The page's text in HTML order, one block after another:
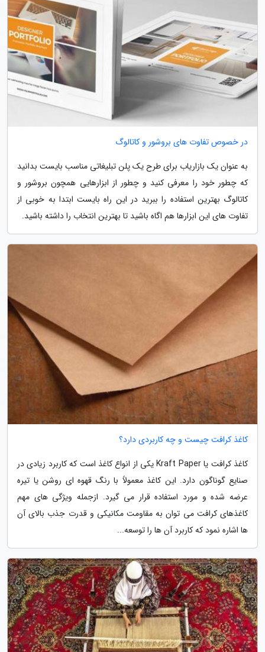
در خصوص تفاوت های بروشور و کاتالوگ
به عنوان یک بازاریاب برای طرح یک پلن تبلیغاتی مناسب بایست بدانید
که چطور خود را معرفی کنید و چطور از ابزارهایی همچون بروشور و
کاتالوگ بهترین استفاده را ببرید در این راه بایست ابتدا به خوبی از
تفاوت های این ابزارها هم اگاه باشید تا بهترین انتخاب را داشته باشید.
کاغذ کرافت چیست و چه کاربردی دارد؟
کاغذ کرافت یا Kraft Paper یکی از انواع کاغذ است که کاربرد زیادی در
صنایع گوناگون دارد. این کاغذ معمولاً با رنگ قهوه ای روشن یا تیره
عرضه شده و مورد استفاده قرار می گیرد. ازجمله ویژگی های مهم
کاغذهای کرافت می توان به مقاومت مکانیکی و قدرت جذب بالای آن
ها اشاره نمود که کاربرد آن ها را توسعه...